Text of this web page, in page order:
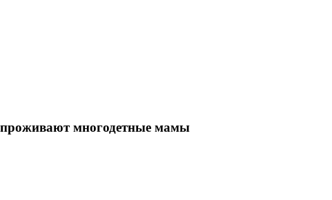
проживают многодетные мамы